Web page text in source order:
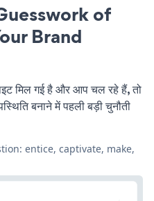
of
Brand
मिल गई है और आप चल रहे हैं, तो
बनाने में पहली बड़ी चुनौती
entice, captivate, make,